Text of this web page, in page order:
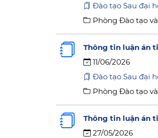
Đào tạo Sau đại
Phòng Đào tạo
Thông tin luận án
11/06/2026
Đào tạo Sau đại
Phòng Đào tạo
Thông tin luận án
27/05/2026